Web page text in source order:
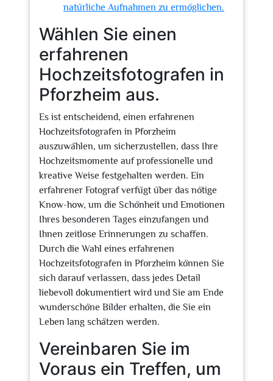
natürliche Aufnahmen zu ermöglichen.
Wählen Sie einen
erfahrenen
Hochzeitsfotografen in
Pforzheim aus.
Es ist entscheidend, einen erfahrenen
Hochzeitsfotografen in Pforzheim
auszuwählen, um sicherzustellen, dass Ihre
Hochzeitsmomente auf professionelle und
kreative Weise festgehalten werden. Ein
erfahrener Fotograf verfügt über das nötige
Know-how, um die Schönheit und Emotionen
Ihres besonderen Tages einzufangen und
Ihnen zeitlose Erinnerungen zu schaffen.
Durch die Wahl eines erfahrenen
Hochzeitsfotografen in Pforzheim können Sie
sich darauf verlassen, dass jedes Detail
liebevoll dokumentiert wird und Sie am Ende
wunderschöne Bilder erhalten, die Sie ein
Leben lang schätzen werden.
Vereinbaren Sie im
Voraus ein Treffen, um